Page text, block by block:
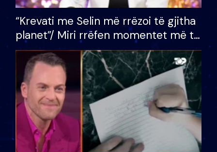
“Krevati me Selin më rrëzoi të gjitha
planet”/ Miri rrëfen momentet më të
bukura në shtëpinë e BB VIP: Do më
mungojë zilja e mëngjesit kur…